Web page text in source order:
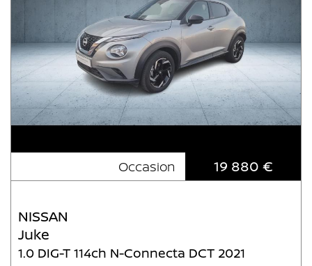
Occasion 19 880 €
NISSAN
Juke
1.0 DIG-T 114ch N-Connecta DCT 2021